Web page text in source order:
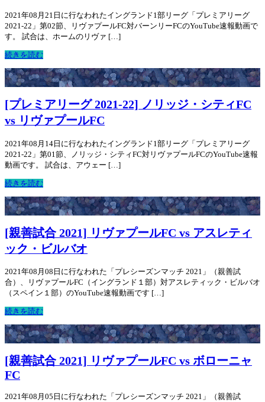
2021年08月21日に行なわれたイングランド1部リーグ「プレミアリーグ
2021-22」第02節、リヴァプールFC対バーンリーFCのYouTube速報動画で
す。 試合は、ホームのリヴァ […]
続きを読む
[プレミアリーグ 2021-22] ノリッジ・シティFC
vs リヴァプールFC
2021年08月14日に行なわれたイングランド1部リーグ「プレミアリーグ
2021-22」第01節、ノリッジ・シティFC対リヴァプールFCのYouTube速報
動画です。 試合は、アウェー […]
続きを読む
[親善試合 2021] リヴァプールFC vs アスレティ
ック・ビルバオ
2021年08月08日に行なわれた「プレシーズンマッチ 2021」（親善試
合）、リヴァプールFC（イングランド１部）対アスレティック・ビルバオ
（スペイン１部）のYouTube速報動画です […]
続きを読む
[親善試合 2021] リヴァプールFC vs ボローニャ
FC
2021年08月05日に行なわれた「プレシーズンマッチ 2021」（親善試